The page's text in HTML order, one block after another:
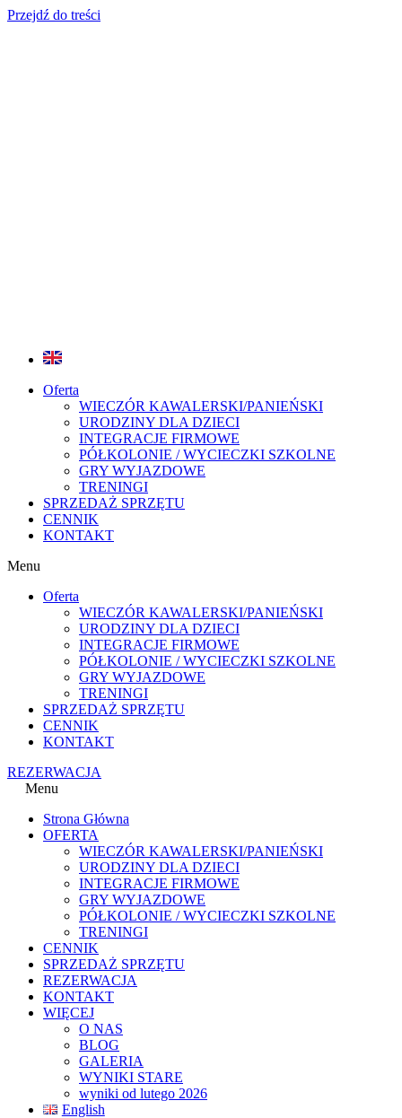
Przejdź do treści
Oferta
WIECZÓR KAWALERSKI/PANIEŃSKI
URODZINY DLA DZIECI
INTEGRACJE FIRMOWE
PÓŁKOLONIE / WYCIECZKI SZKOLNE
GRY WYJAZDOWE
TRENINGI
SPRZEDAŻ SPRZĘTU
CENNIK
KONTAKT
Menu
Oferta
WIECZÓR KAWALERSKI/PANIEŃSKI
URODZINY DLA DZIECI
INTEGRACJE FIRMOWE
PÓŁKOLONIE / WYCIECZKI SZKOLNE
GRY WYJAZDOWE
TRENINGI
SPRZEDAŻ SPRZĘTU
CENNIK
KONTAKT
REZERWACJA
Menu
Strona Główna
OFERTA
WIECZÓR KAWALERSKI/PANIEŃSKI
URODZINY DLA DZIECI
INTEGRACJE FIRMOWE
GRY WYJAZDOWE
PÓŁKOLONIE / WYCIECZKI SZKOLNE
TRENINGI
CENNIK
SPRZEDAŻ SPRZĘTU
REZERWACJA
KONTAKT
WIĘCEJ
O NAS
BLOG
GALERIA
WYNIKI STARE
wyniki od lutego 2026
English